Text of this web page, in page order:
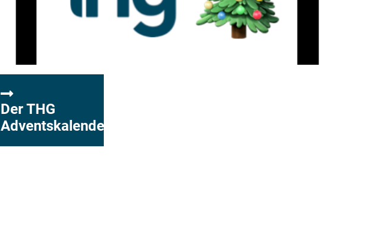
Der THG
Adventskalender